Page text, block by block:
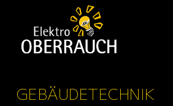
GEBÄUDETECHNIK